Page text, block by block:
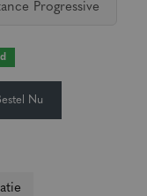
Progressive
Nu